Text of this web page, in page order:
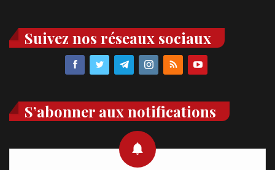
Suivez nos réseaux sociaux
S’abonner aux notifications